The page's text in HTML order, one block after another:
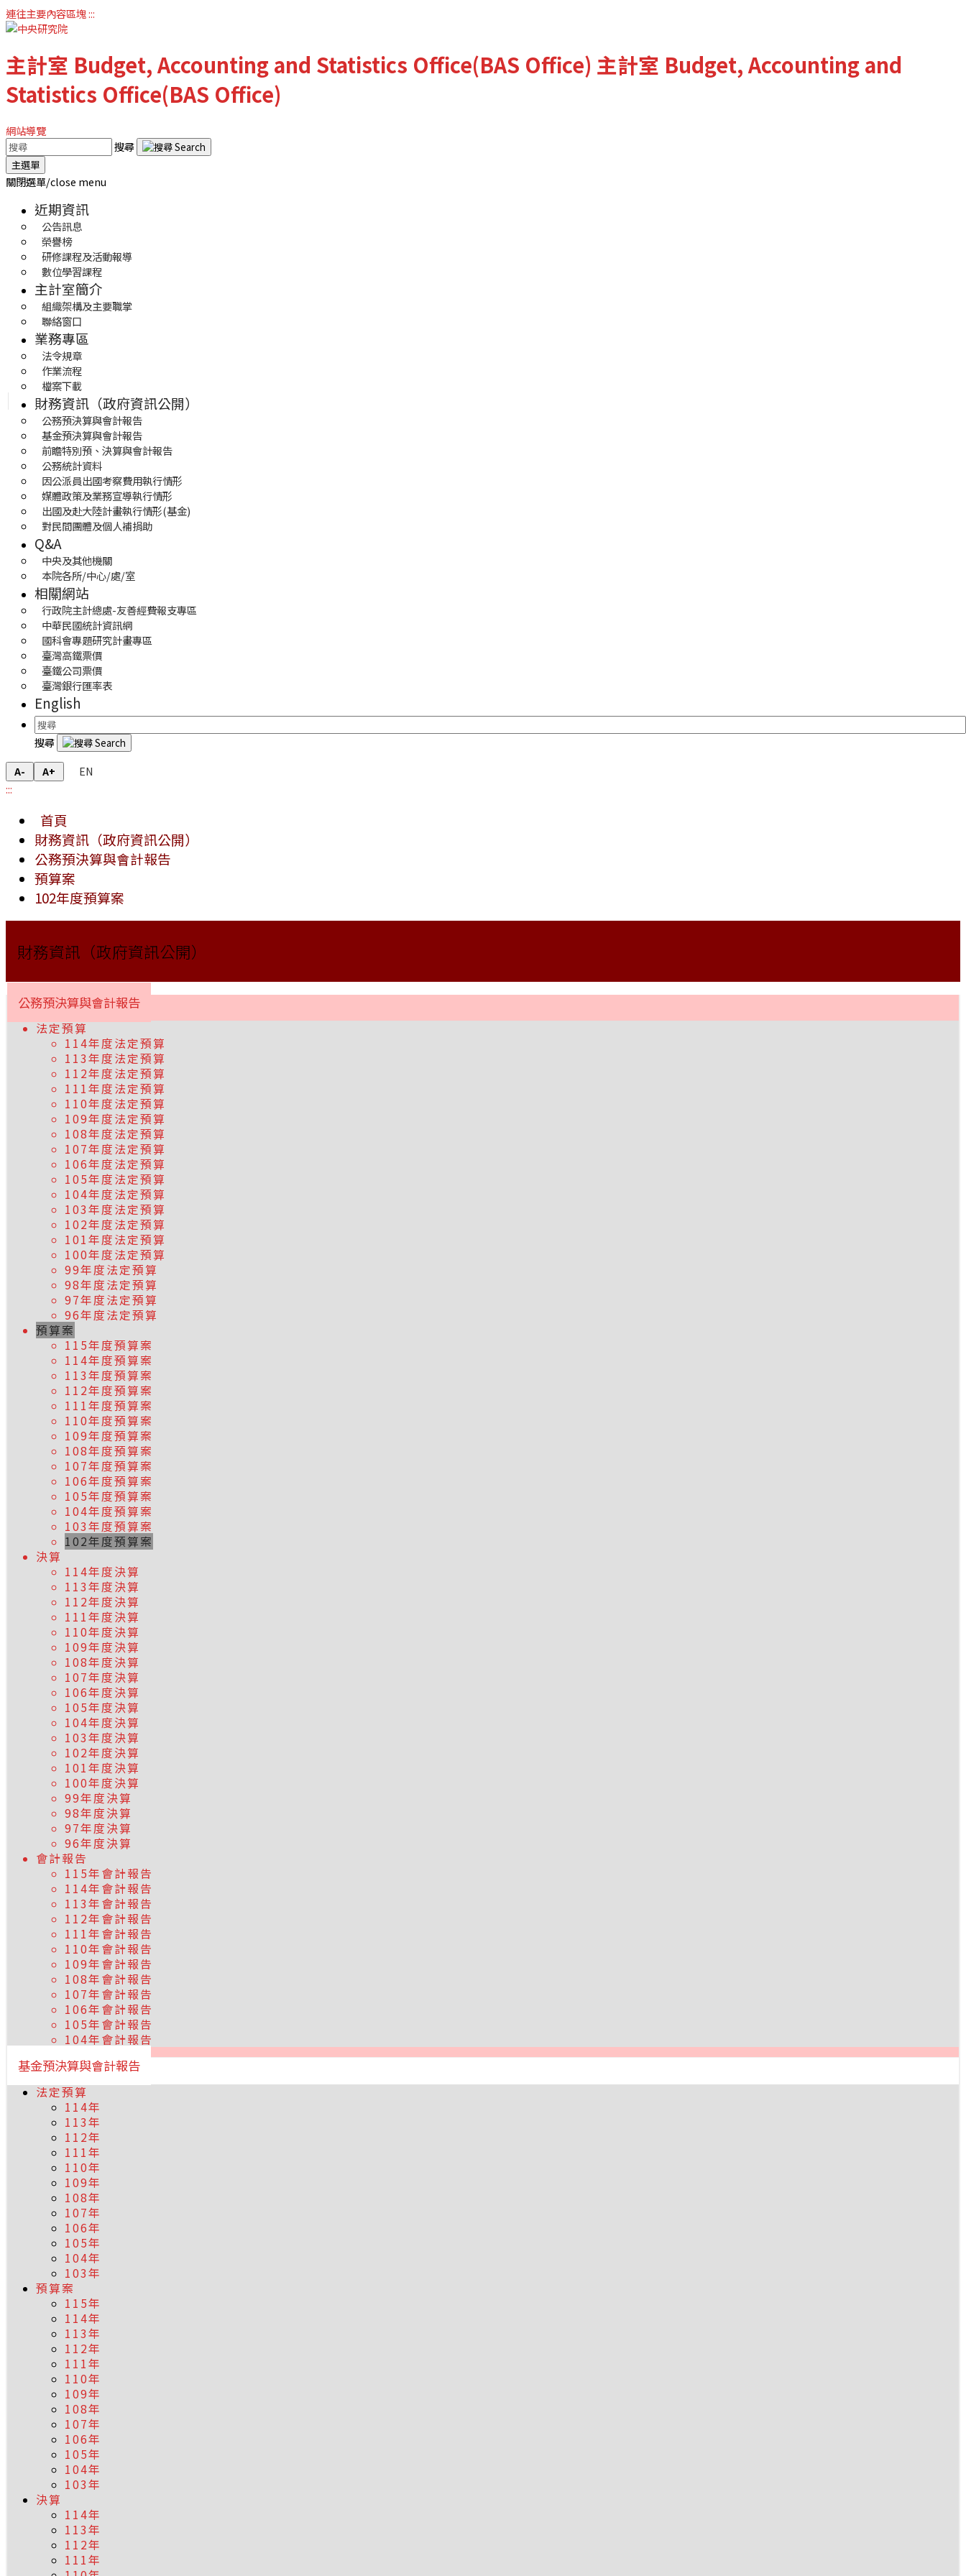
連往主要內容區塊:::
主計室 Budget, Accounting and Statistics Office(BAS Office) 主計室 Budget, Accounting and
Statistics Office(BAS Office)
網站導覽
搜尋
主選單
關閉選單/close menu
近期資訊
公告訊息
榮譽榜
研修課程及活動報導
數位學習課程
主計室簡介
組織架構及主要職掌
聯絡窗口
業務專區
法令規章
作業流程
檔案下載
財務資訊（政府資訊公開）
公務預決算與會計報告
基金預決算與會計報告
前瞻特別預、決算與會計報告
公務統計資料
因公派員出國考察費用執行情形
媒體政策及業務宣導執行情形
出國及赴大陸計畫執行情形(基金)
對民間團體及個人補捐助
Q&A
中央及其他機關
本院各所/中心/處/室
相關網站
行政院主計總處-友善經費報支專區
中華民國統計資訊網
國科會專題研究計畫專區
臺灣高鐵票價
臺鐵公司票價
臺灣銀行匯率表
English
搜尋
A- A+
EN
:::
首頁
財務資訊（政府資訊公開）
公務預決算與會計報告
預算案
102年度預算案
財務資訊（政府資訊公開）
公務預決算與會計報告
法定預算
114年度法定預算
113年度法定預算
112年度法定預算
111年度法定預算
110年度法定預算
109年度法定預算
108年度法定預算
107年度法定預算
106年度法定預算
105年度法定預算
104年度法定預算
103年度法定預算
102年度法定預算
101年度法定預算
100年度法定預算
99年度法定預算
98年度法定預算
97年度法定預算
96年度法定預算
預算案
115年度預算案
114年度預算案
113年度預算案
112年度預算案
111年度預算案
110年度預算案
109年度預算案
108年度預算案
107年度預算案
106年度預算案
105年度預算案
104年度預算案
103年度預算案
102年度預算案
決算
114年度決算
113年度決算
112年度決算
111年度決算
110年度決算
109年度決算
108年度決算
107年度決算
106年度決算
105年度決算
104年度決算
103年度決算
102年度決算
101年度決算
100年度決算
99年度決算
98年度決算
97年度決算
96年度決算
會計報告
115年會計報告
114年會計報告
113年會計報告
112年會計報告
111年會計報告
110年會計報告
109年會計報告
108年會計報告
107年會計報告
106年會計報告
105年會計報告
104年會計報告
基金預決算與會計報告
法定預算
114年
113年
112年
111年
110年
109年
108年
107年
106年
105年
104年
103年
預算案
115年
114年
113年
112年
111年
110年
109年
108年
107年
106年
105年
104年
103年
決算
114年
113年
112年
111年